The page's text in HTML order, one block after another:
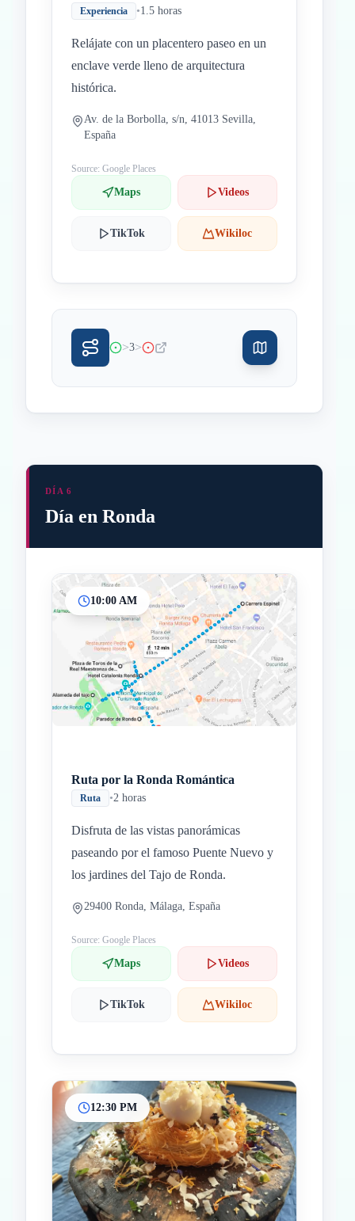
Experiencia •1.5 horas
Relájate con un placentero paseo en un
enclave verde lleno de arquitectura
histórica.
Av. de la Borbolla, s/n, 41013 Sevilla,
España
Source: Google Places
Maps Videos
TikTok Wikiloc
>3>
InicioParadas intermedias
Final
DÍA 6
Día en Ronda
10:00 AM
Ruta por la Ronda Romántica
Ruta •2 horas
Disfruta de las vistas panorámicas
paseando por el famoso Puente Nuevo y
los jardines del Tajo de Ronda.
29400 Ronda, Málaga, España
Source: Google Places
Maps Videos
TikTok Wikiloc
12:30 PM